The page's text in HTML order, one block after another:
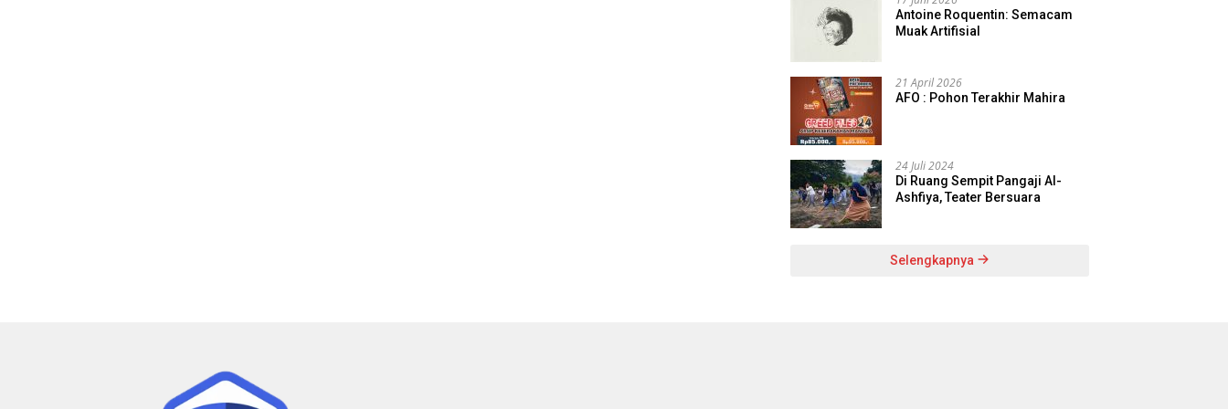
Antoine Roquentin: Semacam
Muak Artifisial
21 April 2026
AFO : Pohon Terakhir Mahira
24 Juli 2024
Di Ruang Sempit Pangaji Al-
Ashfiya, Teater Bersuara
Selengkapnya